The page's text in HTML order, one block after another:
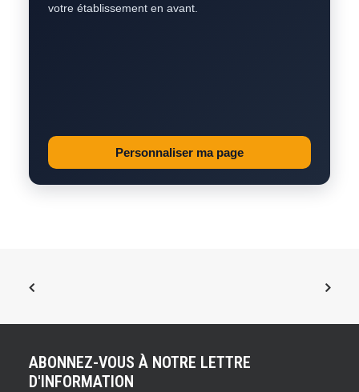
votre établissement en avant.
Personnaliser ma page
ABONNEZ-VOUS À NOTRE LETTRE
D'INFORMATION